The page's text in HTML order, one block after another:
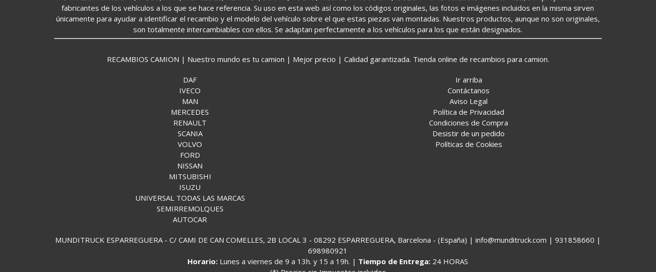
fabricantes de los vehículos a los que se hace referencia. Su uso en esta web así como los códigos originales, las fotos e imágenes incluidos en la misma sirven
únicamente para ayudar a identificar el recambio y el modelo del vehículo sobre el que estas piezas van montadas. Nuestros productos, aunque no son originales,
son totalmente intercambiables con ellos. Se adaptan perfectamente a los vehículos para los que están designados.
RECAMBIOS CAMION | Nuestro mundo es tu camion | Mejor precio | Calidad garantizada. Tienda online de recambios para camion.
DAF
IVECO
MAN
MERCEDES
RENAULT
SCANIA
VOLVO
FORD
NISSAN
MITSUBISHI
ISUZU
UNIVERSAL TODAS LAS MARCAS
SEMIRREMOLQUES
AUTOCAR
Ir arriba
Contáctanos
Aviso Legal
Política de Privacidad
Condiciones de Compra
Desistir de un pedido
Políticas de Cookies
MUNDITRUCK ESPARREGUERA - C/ CAMI DE CAN COMELLES, 2B LOCAL 3 - 08292 ESPARREGUERA, Barcelona - (España) | info@munditruck.com | 931858660 |
698980921
Horario: Lunes a viernes de 9 a 13h. y 15 a 19h. | Tiempo de Entrega: 24 HORAS